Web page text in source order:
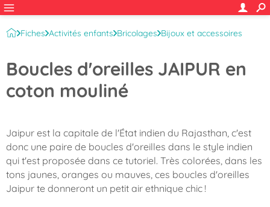
Fiches Activités enfants Bricolages Bijoux et accessoires
Boucles d'oreilles JAIPUR en
coton mouliné
Jaipur est la capitale de l'État indien du Rajasthan, c'est
donc une paire de boucles d'oreilles dans le style indien
qui t'est proposée dans ce tutoriel. Très colorées, dans les
tons jaunes, oranges ou mauves, ces boucles d'oreilles
Jaipur te donneront un petit air ethnique chic !